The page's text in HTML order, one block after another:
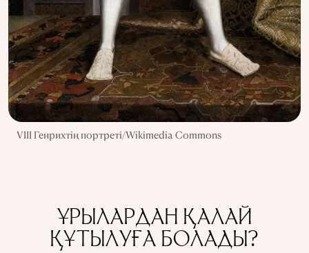
VIII Генрихтің портреті/Wikimedia Commons
ҰРЫЛАРДАН ҚАЛАЙ
ҚҰТЫЛУҒА БОЛАДЫ?